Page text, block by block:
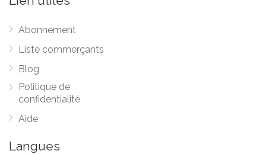
Abonnement
Liste commerçants
Blog
Politique de
confidentialité
Aide
Langues